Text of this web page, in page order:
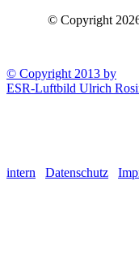
© Copyright
© Copyright 2013 by
ESR-Luftbild Ulrich
intern Datenschutz